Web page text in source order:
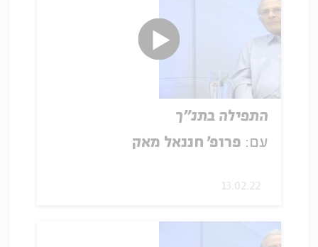
התפילה בתנ"ך
עם: פרופ' חננאל מאק
13.02.22